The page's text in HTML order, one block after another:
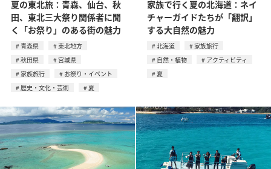
夏の東北旅：青森、仙台、秋
田、東北三大祭り関係者に聞
く「お祭り」のある街の魅力
青森県
東北地方
秋田県
宮城県
家族旅行
お祭り・イベント
歴史・文化・芸術
夏
家族で行く夏の北海道：ネイ
チャーガイドたちが「翻訳」
する大自然の魅力
北海道
家族旅行
自然・植物
アクティビティ
夏